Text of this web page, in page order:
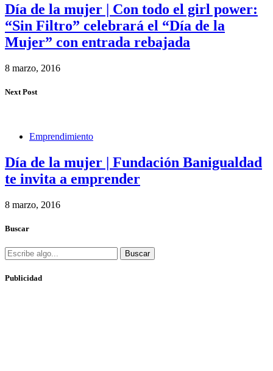
Día de la mujer | Con todo el girl power:
“Sin Filtro” celebrará el “Día de la
Mujer” con entrada rebajada
8 marzo, 2016
Next Post
Emprendimiento
Día de la mujer | Fundación Banigualdad
te invita a emprender
8 marzo, 2016
Buscar
Buscar
Publicidad